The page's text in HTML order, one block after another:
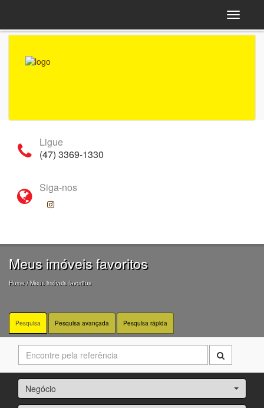
Ligue
(47) 3369-1330
Siga-nos
Meus imóveis favoritos
Home / Meus imóveis favoritos
Pesquisa Pesquisa avançada Pesquisa rápida
Negócio